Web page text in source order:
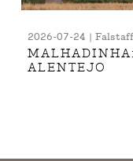
2026-07-24 |
ALENTEJO